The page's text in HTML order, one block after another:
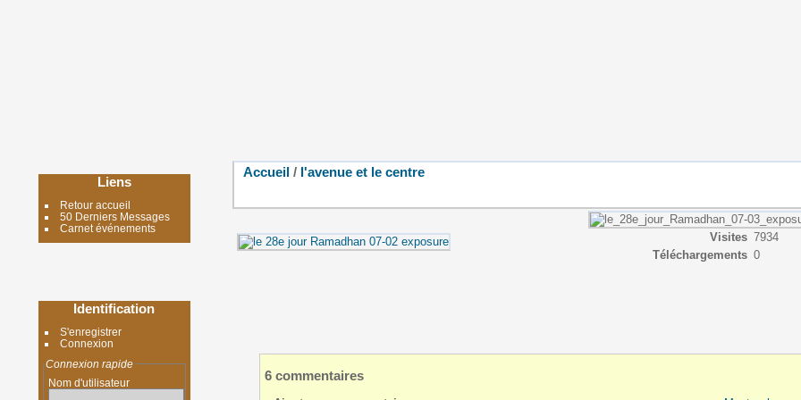
Liens
Retour accueil
50 Derniers Messages
Carnet événements
Identification
S'enregistrer
Connexion
Connexion rapide
Nom d'utilisateur
Accueil / l'avenue et le centre
Visites 7934
Téléchargements 0
6 commentaires